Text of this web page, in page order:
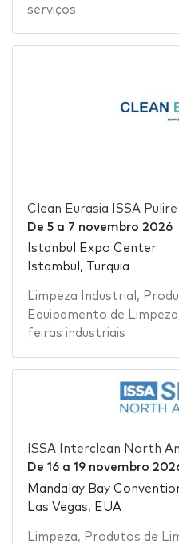
serviços
Clean Eurasia ISSA
De 5a 7 novembro 2026
Istanbul Expo Center
Istambul, Turquia
Limpeza Industrial ,
Equipamento de Limpeza
feiras industriais
ISSA Interclean North
De 16a 19 novembro
Mandalay Bay
Las Vegas, EUA
Limpeza, Produtos de